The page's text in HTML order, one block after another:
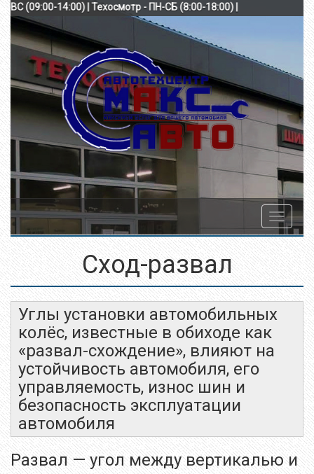
ВС (09:00-14:00) | Техосмотр - ПН-СБ (8:00-18:00) |
Toggle
Сход-развал
Углы установки автомобильных
колёс, известные в обиходе как
«развал-схождение», влияют на
устойчивость автомобиля, его
управляемость, износ шин и
безопасность эксплуатации
автомобиля
Развал — угол между вертикалью и